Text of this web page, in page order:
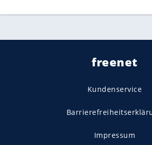
freenet
Kundenservice
Impressum